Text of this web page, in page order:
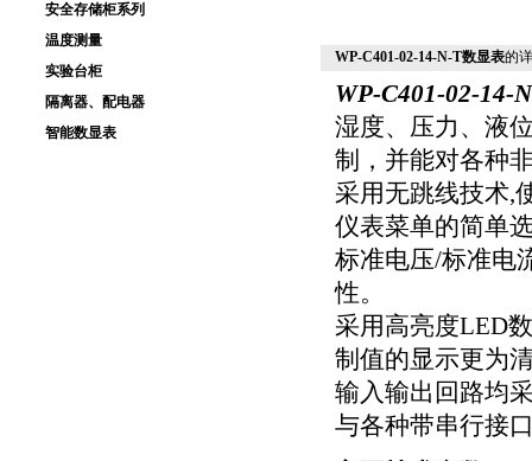
安全存储柜系列
温度测量
实验台柜
隔离器、配电器
智能数显表
WP-C401-02-14-N-T数显表的
WP-C401-02-14-
湿度、压力、液
制，并能对各种
采用无跳线技术,
仪表菜单的简单
标准电压/标准电
性。
采用高亮度LED
制值的显示更为
输入输出回路均
与各种带串行接